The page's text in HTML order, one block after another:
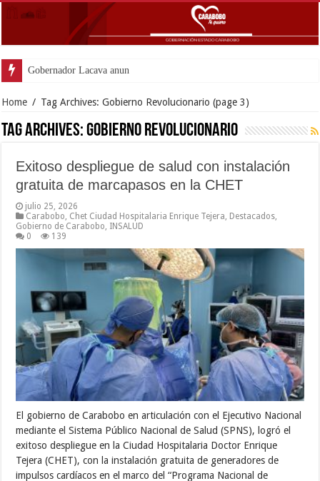
Gobernador Lacava anunció colocación de más de mil 500
Home / Tag Archives: Gobierno Revolucionario (page 3)
Tag Archives:Gobierno Revolucionario
Exitoso despliegue de salud con instalación
gratuita de marcapasos en la CHET
julio 25, 2026
Carabobo Chet Ciudad Hospitalaria Enrique Tejera Destacados
Gobierno de Carabobo INSALUD
0
139
El gobierno de Carabobo en articulación con el Ejecutivo Nacional
mediante el Sistema Público Nacional de Salud (SPNS), logró el
exitoso despliegue en la Ciudad Hospitalaria Doctor Enrique
Tejera (CHET), con la instalación gratuita de generadores de
impulsos cardíacos en el marco del “Programa Nacional de